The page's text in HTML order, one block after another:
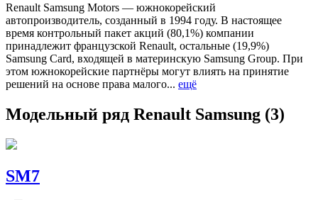
Renault Samsung Motors — южнокорейский
автопроизводитель, созданный в 1994 году. В настоящее
время контрольный пакет акций (80,1%) компании
принадлежит французской Renault, остальные (19,9%)
Samsung Card, входящей в материнскую Samsung Group. При
этом южнокорейские партнёры могут влиять на принятие
решений на основе права малого... ещё
Модельный ряд Renault Samsung (3)
SM7